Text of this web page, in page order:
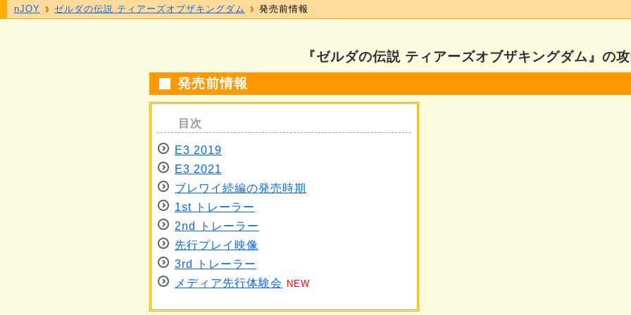
『ゼルダの伝説 ティアーズオブザキングダム』の
発売前情報
E3 2019
E3 2021
ブレワイ続編の発売時期
1st トレーラー
2nd トレーラー
先行プレイ映像
3rd トレーラー
メディア先行体験会
nJOY ゼルダの伝説 ティアーズオブザキングダム 発売前情報